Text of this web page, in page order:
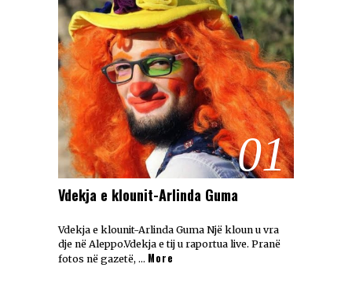
01
Vdekja e klounit-Arlinda Guma
Vdekja e klounit-Arlinda Guma Një kloun u vra
dje në Aleppo.Vdekja e tij u raportua live. Pranë
fotos në gazetë, … More